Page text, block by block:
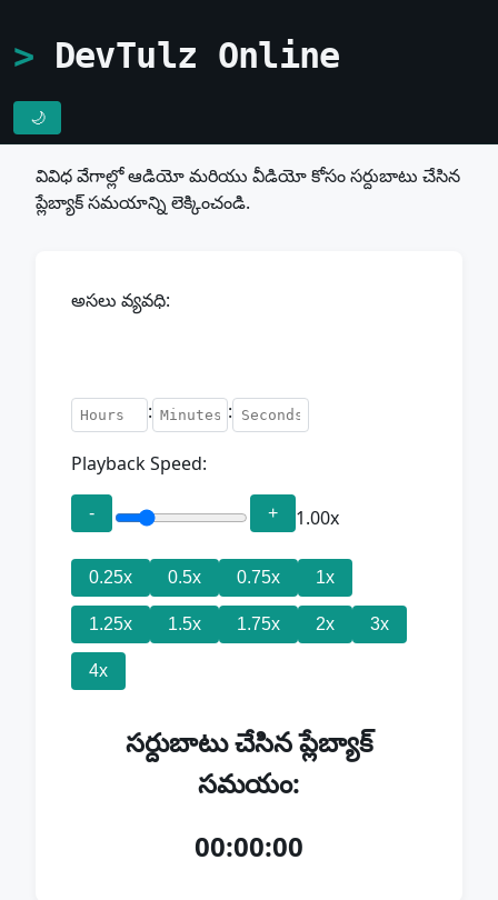
DevTulz Online
🌙
వివిధ వేగాల్లో ఆడియో మరియు వీడియో కోసం సర్దుబాటు చేసిన
ప్లేబ్యాక్ సమయాన్ని లెక్కించండి.
అసలు వ్యవధి:
: :
Playback Speed:
- + 1.00x
0.25x 0.5x 0.75x 1x
1.25x 1.5x 1.75x 2x 3x
4x
సర్దుబాటు చేసిన ప్లేబ్యాక్
సమయం:
00:00:00